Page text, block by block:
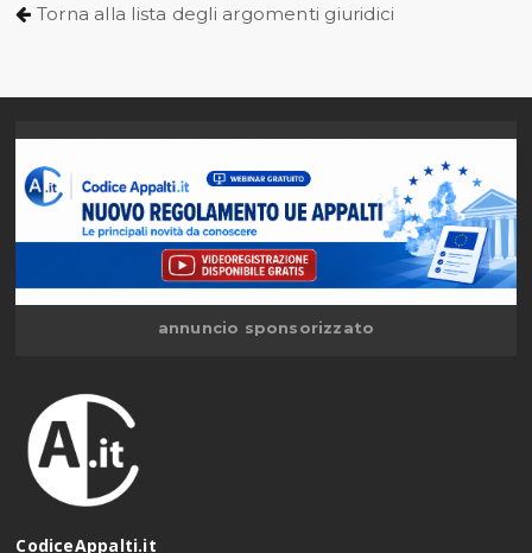
Torna alla lista degli argomenti giuridici
annuncio sponsorizzato
CodiceAppalti.it